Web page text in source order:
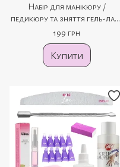
Набір для манікюру /
педикюру та зняття гель-лаку
№3 (4 продукти)
199 грн
Купити